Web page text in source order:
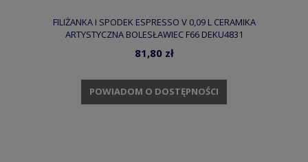
FILIŻANKA I SPODEK ESPRESSO V 0,09 L CERAMIKA
ARTYSTYCZNA BOLESŁAWIEC F66 DEKU4831
81,80 zł
POWIADOM O DOSTĘPNOŚCI